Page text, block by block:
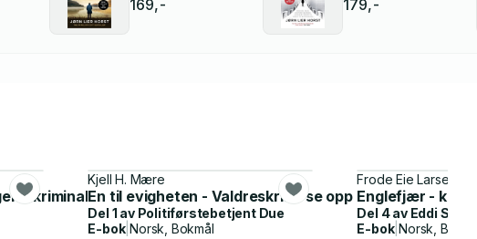
169,-
179,-
- kriminalroman
Kjell H. Mære
En til evigheten - Valdreskrim- se opp for
Del 1 av Politiførstebetjent Due
E-bok|Norsk, Bokmål
Frode Eie Larsen
Englefjær -
Del 4 av Eddi
E-bok|Norsk,